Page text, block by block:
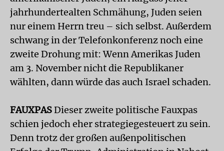
jahrhundertealten Schmähung, Juden seien
nur einem Herrn treu – sich selbst. Außerdem
schwang in der Telefonkonferenz noch eine
zweite Drohung mit: Wenn Amerikas Juden
am 3. November nicht die Republikaner
wählten, dann würde das auch Israel schaden.
FAUXPASDieser zweite politische Fauxpas
schien jedoch eher strategiegesteuert zu sein.
Denn trotz der großen außenpolitischen